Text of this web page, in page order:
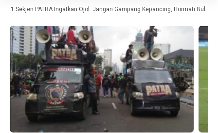
Sekjen PATRA Ingatkan Ojol: Jangan Gampang Kepancing, Hormati Bulan